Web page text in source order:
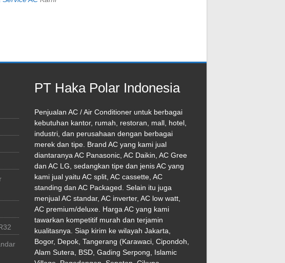
PT Haka Polar Indonesia
Penjualan AC / Air Conditioner untuk berbagai
kebutuhan kantor, rumah, restoran, mall, hotel,
industri, dan perusahaan dengan berbagai
merek dan tipe. Brand AC yang kami jual
diantaranya AC Panasonic, AC Daikin, AC Gree
dan AC LG, sedangkan tipe dan jenis AC yang
kami jual yaitu AC split, AC cassette, AC
standing dan AC Packaged. Selain itu juga
menjual AC standar, AC inverter, AC low watt,
AC premium/deluxe. Harga AC yang kami
tawarkan kompetitif murah dan terjamin
kualitasnya. Siap kirim ke wilayah Jakarta,
Bogor, Depok, Tangerang (Karawaci, Cipondoh,
Alam Sutera, BSD, Gading Serpong, Islamic